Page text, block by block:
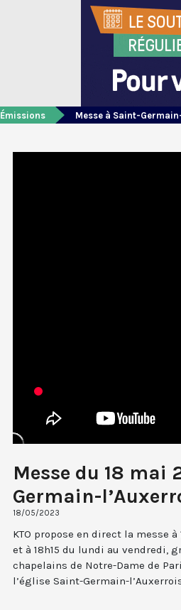
Émissions Messe à Saint-
Messe du 18 mai
Germain-
18/05/2023
KTO propose en direct la messe
et à 18h15 du lundi au vendredi,
chapelains de Notre-Dame de
l’église Saint-Germain-